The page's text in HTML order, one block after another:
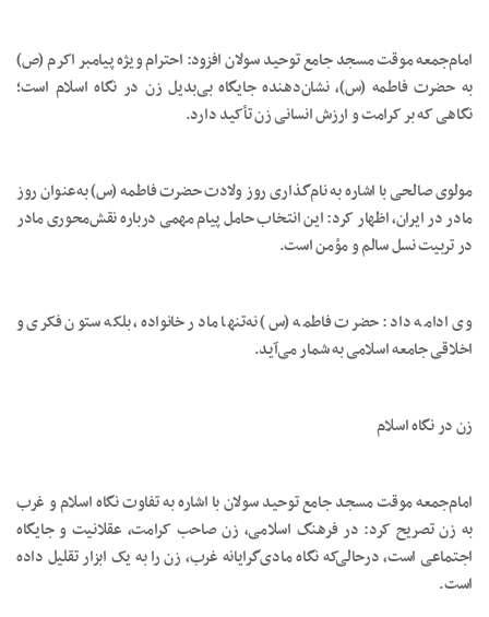
امام‌جمعه موقت مسجد جامع توحید سولان افزود: احترام ویژه پیامبر اکرم (ص)
به حضرت فاطمه (س)، نشان‌دهنده جایگاه بی‌بدیل زن در نگاه اسلام است؛
نگاهی که بر کرامت و ارزش انسانی زن تأکید دارد.
مولوی صالحی با اشاره به نام‌گذاری روز ولادت حضرت فاطمه (س) به‌عنوان روز
مادر در ایران، اظهار کرد: این انتخاب حامل پیام مهمی درباره نقش‌محوری مادر
در تربیت نسل سالم و مؤمن است.
وی ادامه داد: حضرت فاطمه (س) نه‌تنها مادر خانواده، بلکه ستون فکری و
اخلاقی جامعه اسلامی به شمار می‌آید.
زن در نگاه اسلام
امام‌جمعه موقت مسجد جامع توحید سولان با اشاره به تفاوت نگاه اسلام و غرب
به زن تصریح کرد: در فرهنگ اسلامی، زن صاحب کرامت، عقلانیت و جایگاه
اجتماعی است، درحالی‌که نگاه مادی‌گرایانه غرب، زن را به یک ابزار تقلیل داده
است.